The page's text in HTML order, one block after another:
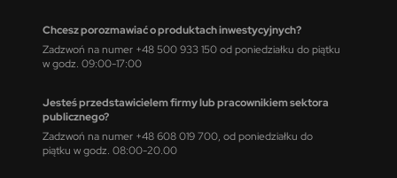
Chcesz porozmawiać o produktach inwestycyjnych?
Zadzwoń na numer +48 500 933 150 od poniedziałku do piątku
w godz. 09:00-17:00
Jesteś przedstawicielem firmy lub pracownikiem sektora
publicznego?
Zadzwoń na numer +48 608 019 700, od poniedziałku do
piątku w godz. 08:00-20.00